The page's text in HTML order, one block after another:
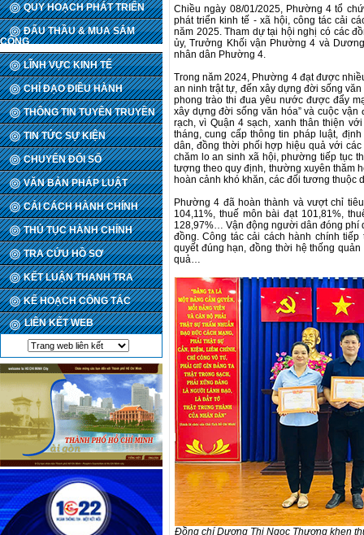
QUY HOẠCH PHÁT TRIỂN
ĐẤU THẦU & MUA SẮM
CÔNG
LĨNH VỰC KINH TẾ
CHỈ ĐẠO ĐIỀU HÀNH
THÔNG TIN TUYÊN TRUYỀN
TIN TỨC SỰ KIỆN
CHUYỂN ĐỔI SỐ
VĂN BẢN PHÁP LUẬT
CẢI CÁCH HÀNH CHÍNH
THỦ TỤC HÀNH CHÍNH
TRA CỨU HỒ SƠ
KẾT LUẬN THANH TRA
KẾ HOẠCH CÔNG TÁC
LIÊN KẾT WEB
Chiều ngày 08/01/2025, Phường 4 tổ
phát triển kinh tế - xã hội, công tác cải
năm 2025. Tham dự tại hội nghị có các
ủy, Trưởng Khối vận Phường 4 và
nhân dân Phường 4.
Trong năm 2024, Phường 4 đạt được
an ninh trật tự, đến xây dựng đời sống
phong trào thi đua yêu nước được đẩy
xây dựng đời sống văn hóa” và cuộc
rạch, vì Quận 4 sạch, xanh thân thiện
tháng, cung cấp thông tin pháp luật,
dân, đồng thời phối hợp hiệu quả với
chăm lo an sinh xã hội, phường tiếp tục
tượng theo quy định, thường xuyên thăm
hoàn cảnh khó khăn, các đối tương thuộc
Phường 4 đã hoàn thành và vượt chỉ
104,11%, thuế môn bài đạt 101,81%,
128,97%… Vận động người dân đóng phí
đồng. Công tác cải cách hành chính
quyết đúng hạn, đồng thời hệ thống
quả…
Đồng chí Dương Thị Ngọc Thương khen